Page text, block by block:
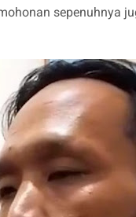
sepenuhnya